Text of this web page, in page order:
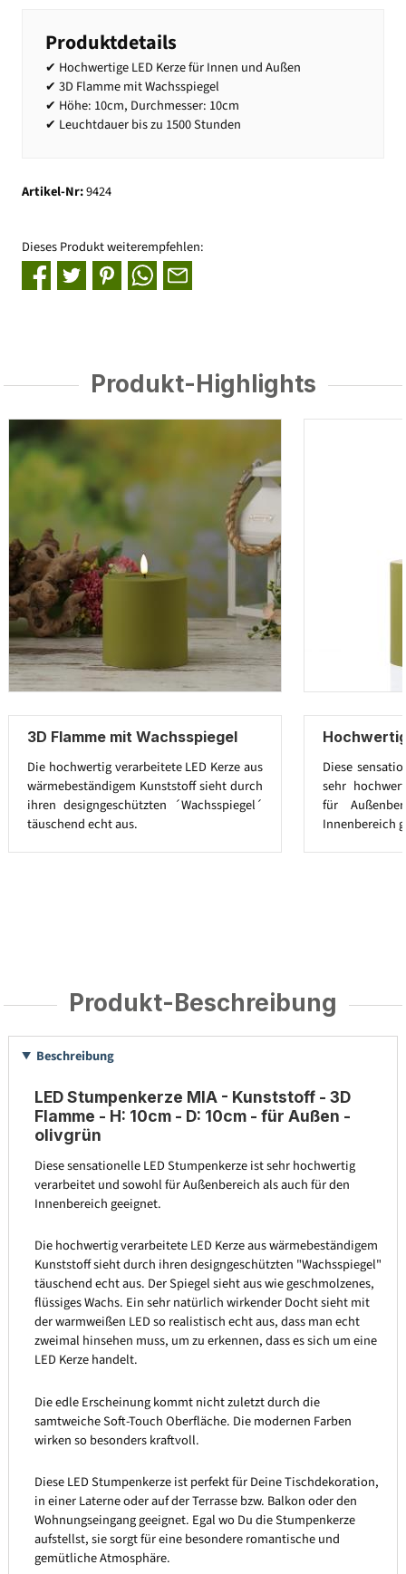
Produktdetails
✔ Hochwertige LED Kerze für Innen und Außen
✔ 3D Flamme mit Wachsspiegel
✔ Höhe: 10cm, Durchmesser: 10cm
✔ Leuchtdauer bis zu 1500 Stunden
Artikel-Nr:9424
Dieses Produkt weiterempfehlen:
Produkt-Highlights
3D Flamme mit Wachsspiegel
Die hochwertig verarbeitete LED Kerze aus
wärmebeständigem Kunststoff sieht durch
ihren designgeschützten ´Wachsspiegel´
täuschend echt aus.
Diese
sehr
für
Innenbereich
Produkt-Beschreibung
Beschreibung
LED Stumpenkerze MIA - Kunststoff - 3D
Flamme - H: 10cm - D: 10cm - für Außen -
olivgrün
Diese sensationelle LED Stumpenkerze ist sehr hochwertig
verarbeitet und sowohl für Außenbereich als auch für den
Innenbereich geeignet.
Die hochwertig verarbeitete LED Kerze aus wärmebeständigem
Kunststoff sieht durch ihren designgeschützten "Wachsspiegel"
täuschend echt aus. Der Spiegel sieht aus wie geschmolzenes,
flüssiges Wachs. Ein sehr natürlich wirkender Docht sieht mit
der warmweißen LED so realistisch echt aus, dass man echt
zweimal hinsehen muss, um zu erkennen, dass es sich um eine
LED Kerze handelt.
Die edle Erscheinung kommt nicht zuletzt durch die
samtweiche Soft-Touch Oberfläche. Die modernen Farben
wirken so besonders kraftvoll.
Diese LED Stumpenkerze ist perfekt für Deine Tischdekoration,
in einer Laterne oder auf der Terrasse bzw. Balkon oder den
Wohnungseingang geeignet. Egal wo Du die Stumpenkerze
aufstellst, sie sorgt für eine besondere romantische und
gemütliche Atmosphäre.